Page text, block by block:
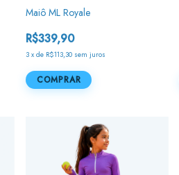
Maiô ML Royale
R$339,90
3 x de R$113,30 sem juros
COMPRAR